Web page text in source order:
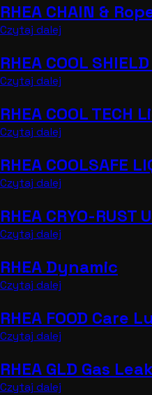
RHEA CHAIN &
Czytaj dalej
RHEA COOL
Czytaj dalej
RHEA COOL TECH
Czytaj dalej
RHEA COOLSAFE
Czytaj dalej
RHEA CRYO-RUST
Czytaj dalej
RHEA Dynamic
Czytaj dalej
RHEA FOOD Care
Czytaj dalej
RHEA GLD Gas
Czytaj dalej